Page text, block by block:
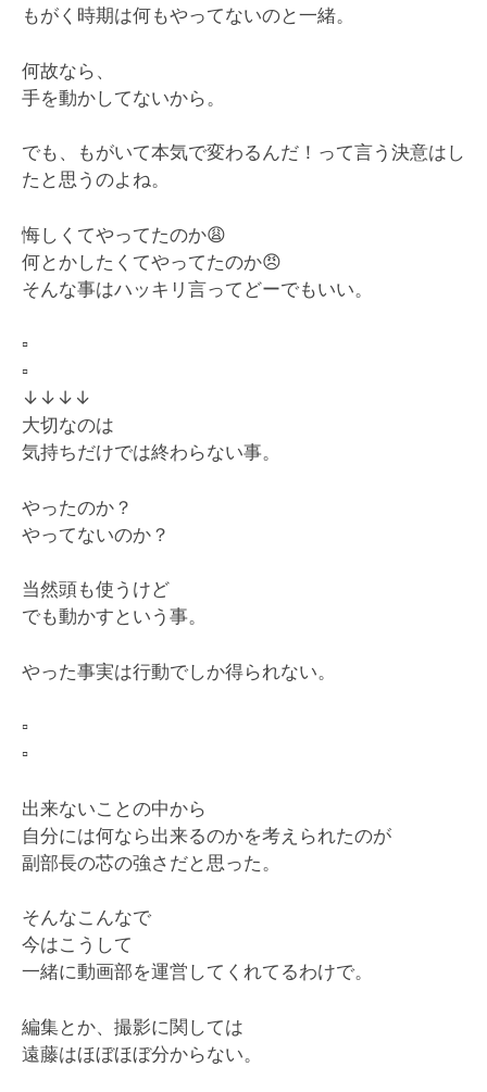
もがく時期は何もやってないのと一緒。
何故なら、
手を動かしてないから。
でも、もがいて本気で変わるんだ！って言う決意はし
たと思うのよね。
悔しくてやってたのか😩
何とかしたくてやってたのか😠
そんな事はハッキリ言ってどーでもいい。
▫️
▫️
↓↓↓↓
大切なのは
気持ちだけでは終わらない事。
やったのか？
やってないのか？
当然頭も使うけど
でも動かすという事。
やった事実は行動でしか得られない。
▫️
▫️
出来ないことの中から
自分には何なら出来るのかを考えられたのが
副部長の芯の強さだと思った。
そんなこんなで
今はこうして
一緒に動画部を運営してくれてるわけで。
編集とか、撮影に関しては
遠藤はほぼほぼ分からない。